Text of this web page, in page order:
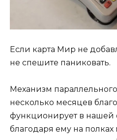
Если карта Мир не
не спешите паниковать.
Механизм
несколько месяцев
функционирует в нашей
благодаря ему на полках